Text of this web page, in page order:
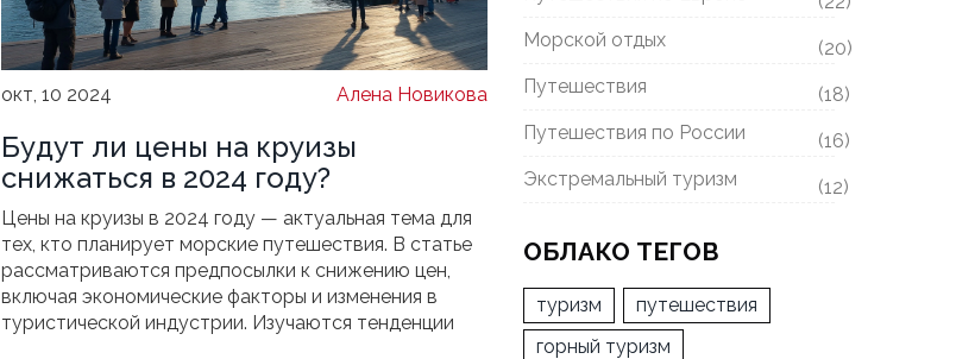
окт, 10 2024 Алена Новикова
Будут ли цены на круизы
снижаться в 2024 году?
Цены на круизы в 2024 году — актуальная тема для
тех, кто планирует морские путешествия. В статье
рассматриваются предпосылки к снижению цен,
включая экономические факторы и изменения в
туристической индустрии. Изучаются тенденции
Морской отдых
(20)
Путешествия
(18)
Путешествия по России
(16)
Экстремальный туризм
(12)
ОБЛАКО ТЕГОВ
туризм
путешествия
горный туризм